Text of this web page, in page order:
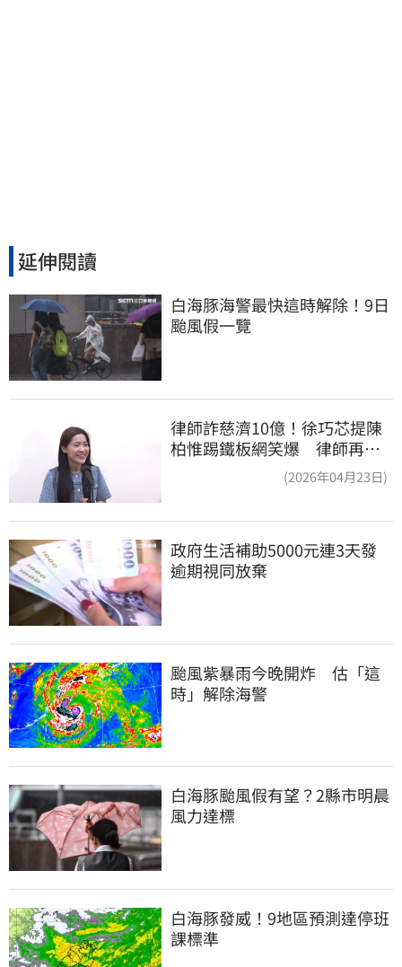
延伸閱讀
白海豚海警最快這時解除！9日
颱風假一覽
律師詐慈濟10億！徐巧芯提陳
柏惟踢鐵板網笑爆 律師再曬1
(2026年04月23日)
政府生活補助5000元連3天發
逾期視同放棄
颱風紫暴雨今晚開炸　估「這
時」解除海警
白海豚颱風假有望？2縣市明晨
風力達標
白海豚發威！9地區預測達停班
課標準